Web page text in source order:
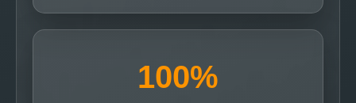
100%